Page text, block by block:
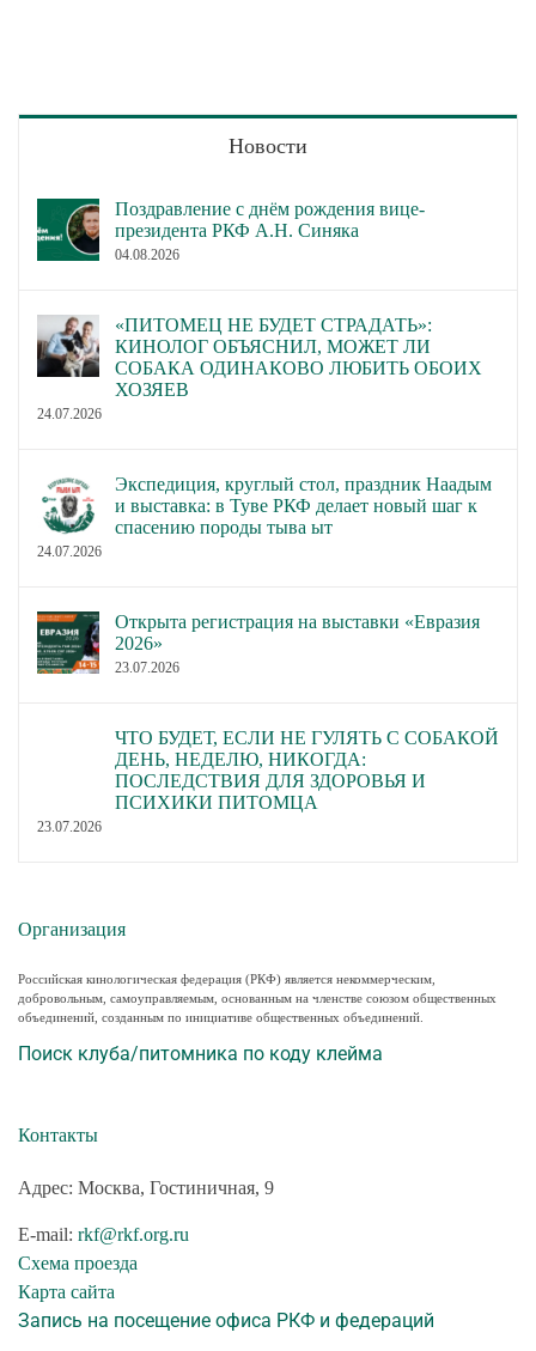
Новости
Поздравление с днём рождения вице-
президента РКФ А.Н. Синяка
04.08.2026
«ПИТОМЕЦ НЕ БУДЕТ СТРАДАТЬ»:
КИНОЛОГ ОБЪЯСНИЛ, МОЖЕТ ЛИ
СОБАКА ОДИНАКОВО ЛЮБИТЬ ОБОИХ
ХОЗЯЕВ
24.07.2026
Экспедиция, круглый стол, праздник Наадым
и выставка: в Туве РКФ делает новый шаг к
спасению породы тыва ыт
24.07.2026
Открыта регистрация на выставки «Евразия
2026»
23.07.2026
ЧТО БУДЕТ, ЕСЛИ НЕ ГУЛЯТЬ С СОБАКОЙ
ДЕНЬ, НЕДЕЛЮ, НИКОГДА:
ПОСЛЕДСТВИЯ ДЛЯ ЗДОРОВЬЯ И
ПСИХИКИ ПИТОМЦА
23.07.2026
Организация
Российская кинологическая федерация (РКФ) является некоммерческим,
добровольным, самоуправляемым, основанным на членстве союзом общественных
объединений, созданным по инициативе общественных объединений.
Поиск клуба/питомника по коду клейма
Контакты
Адрес: Москва, Гостиничная, 9
E-mail: rkf@rkf.org.ru
Схема проезда
Карта сайта
Запись на посещение офиса РКФ и федераций